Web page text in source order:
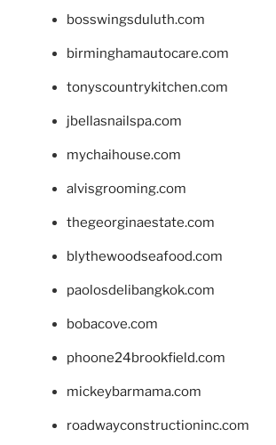
bosswingsduluth.com
birminghamautocare.com
tonyscountrykitchen.com
jbellasnailspa.com
mychaihouse.com
alvisgrooming.com
thegeorginaestate.com
blythewoodseafood.com
paolosdelibangkok.com
bobacove.com
phoone24brookfield.com
mickeybarmama.com
roadwayconstructioninc.com